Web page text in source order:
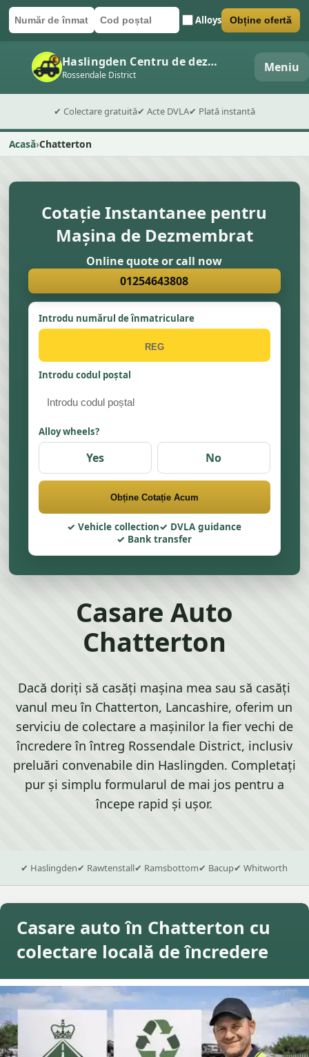
Număr de înmatriculare
Cod poștal Alloys
Trimite formularul Obține ofertă
Haslingden Centru de dezmembrări auto
Rossendale District Meniu
✔ Colectare gratuită✔ Acte DVLA✔ Plată instantă
Acasă Chatterton
Cotație Instantanee pentru
Mașina de Dezmembrat
Online quote or call now
01254643808
Introdu numărul de înmatriculare
Introdu codul poștal
Alloy wheels?
Yes No
Obține Cotație Acum
Vehicle collection
DVLA guidance
Bank transfer
Casare Auto
Chatterton
Dacă doriți să casăți mașina mea sau să casăți
vanul meu în Chatterton, Lancashire, oferim un
serviciu de colectare a mașinilor la fier vechi de
încredere în întreg Rossendale District, inclusiv
preluări convenabile din Haslingden. Completați
pur și simplu formularul de mai jos pentru a
începe rapid și ușor.
✔ Haslingden✔ Rawtenstall✔ Ramsbottom✔ Bacup✔ Whitworth
Casare auto în Chatterton cu
colectare locală de încredere